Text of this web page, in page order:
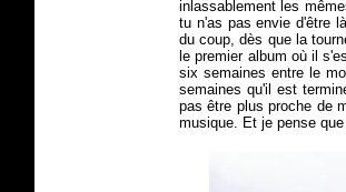
inlassablement les
tu n'as pas envie d'être
du coup, dès que la
le premier album où il
six semaines entre le
semaines qu'il est
pas être plus proche de
musique. Et je pense